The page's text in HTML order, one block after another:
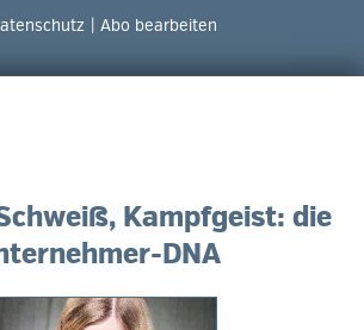
überspringen
Abo bearbeiten
Kampfgeist: die
DNA